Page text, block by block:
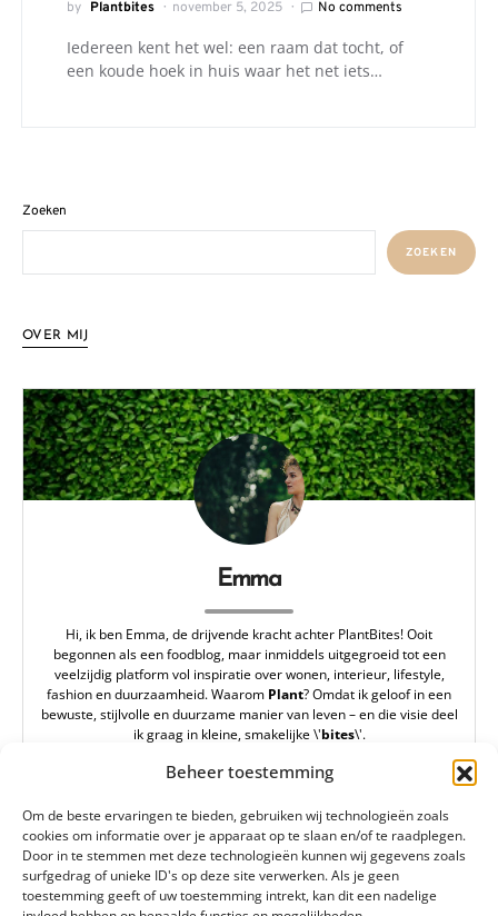
Beheer toestemming
Om de beste ervaringen te bieden, gebruiken wij technologieën zoals
cookies om informatie over je apparaat op te slaan en/of te raadplegen.
Door in te stemmen met deze technologieën kunnen wij gegevens zoals
surfgedrag of unieke ID's op deze site verwerken. Als je geen
toestemming geeft of uw toestemming intrekt, kan dit een nadelige
by Plantbites november 5, 2025 No comments
Iedereen kent het wel: een raam dat tocht, of
een koude hoek in huis waar het net iets…
Zoeken
ZOEKEN
OVER MIJ
Emma
Hi, ik ben Emma, de drijvende kracht achter PlantBites! Ooit
begonnen als een foodblog, maar inmiddels uitgegroeid tot een
veelzijdig platform vol inspiratie over wonen, interieur, lifestyle,
fashion en duurzaamheid. Waarom Plant? Omdat ik geloof in een
bewuste, stijlvolle en duurzame manier van leven – en die visie deel
ik graag in kleine, smakelijke \'bites\'.
redactie@plantbites.nl